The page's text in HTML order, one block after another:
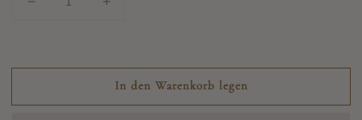
Geringere
Menge
Raumspray
erhöhen
In den Warenkorb legen